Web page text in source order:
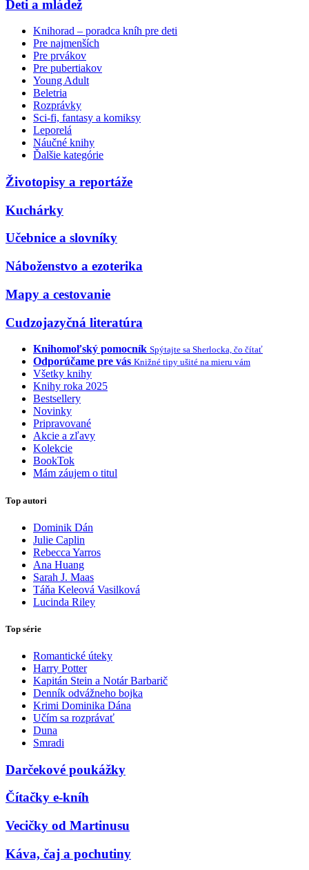
Deti a mládež
Knihorad – poradca kníh pre deti
Pre najmenších
Pre prvákov
Pre pubertiakov
Young Adult
Beletria
Rozprávky
Sci-fi, fantasy a komiksy
Leporelá
Náučné knihy
Ďalšie kategórie
Životopisy a reportáže
Kuchárky
Učebnice a slovníky
Náboženstvo a ezoterika
Mapy a cestovanie
Cudzojazyčná literatúra
Knihomoľský pomocník Spýtajte sa Sherlocka, čo čítať
Odporúčame pre vás Knižné tipy ušité na mieru vám
Všetky knihy
Knihy roka 2025
Bestsellery
Novinky
Pripravované
Akcie a zľavy
Kolekcie
BookTok
Mám záujem o titul
Top autori
Dominik Dán
Julie Caplin
Rebecca Yarros
Ana Huang
Sarah J. Maas
Táňa Keleová Vasilková
Lucinda Riley
Top série
Romantické úteky
Harry Potter
Kapitán Stein a Notár Barbarič
Denník odvážneho bojka
Krimi Dominika Dána
Učím sa rozprávať
Duna
Smradi
Darčekové poukážky
Čítačky e-kníh
Vecičky od Martinusu
Káva, čaj a pochutiny